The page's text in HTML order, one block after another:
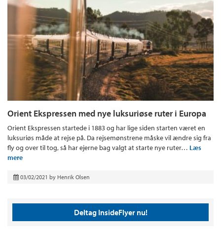
Orient Ekspressen med nye luksuriøse ruter i Europa
Orient Ekspressen startede i 1883 og har lige siden starten været en
luksuriøs måde at rejse på. Da rejsemønstrene måske vil ændre sig fra
fly og over til tog, så har ejerne bag valgt at starte nye ruter… Læs
mere
03/02/2021 by Henrik Olsen
Deltag InsideFlyer nu!